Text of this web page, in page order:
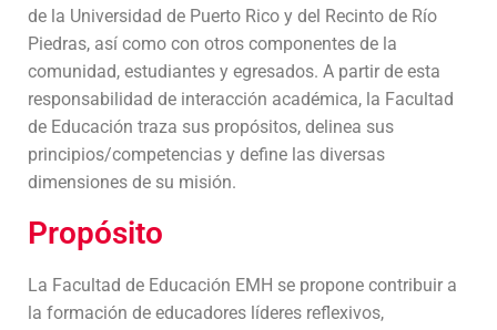
de la Universidad de Puerto Rico y del Recinto de Río
Piedras, así como con otros componentes de la
comunidad, estudiantes y egresados. A partir de esta
responsabilidad de interacción académica, la Facultad
de Educación traza sus propósitos, delinea sus
principios/competencias y define las diversas
dimensiones de su misión.
Propósito
La Facultad de Educación EMH se propone contribuir a
la formación de educadores líderes reflexivos,